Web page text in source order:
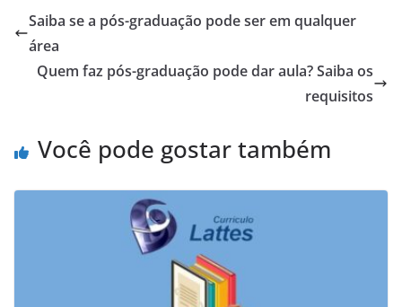
Saiba se a pós-graduação pode ser em qualquer
área
Quem faz pós-graduação pode dar aula? Saiba os
requisitos
Você pode gostar também